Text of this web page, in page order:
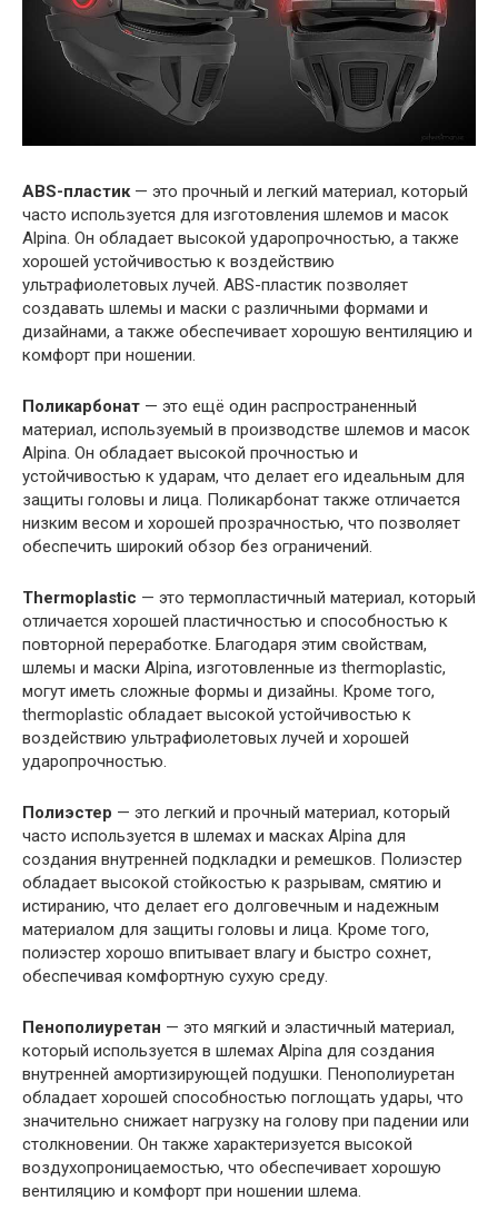
ABS-пластик— это прочный и легкий материал, который
часто используется для изготовления шлемов и масок
Alpina. Он обладает высокой ударопрочностью, а также
хорошей устойчивостью к воздействию
ультрафиолетовых лучей. ABS-пластик позволяет
создавать шлемы и маски с различными формами и
дизайнами, а также обеспечивает хорошую вентиляцию и
комфорт при ношении.
Поликарбонат — это ещё один распространенный
материал, используемый в производстве шлемов и масок
Alpina. Он обладает высокой прочностью и
устойчивостью к ударам, что делает его идеальным для
защиты головы и лица. Поликарбонат также отличается
низким весом и хорошей прозрачностью, что позволяет
обеспечить широкий обзор без ограничений.
Thermoplastic — это термопластичный материал, который
отличается хорошей пластичностью и способностью к
повторной переработке. Благодаря этим свойствам,
шлемы и маски Alpina, изготовленные из thermoplastic,
могут иметь сложные формы и дизайны. Кроме того,
thermoplastic обладает высокой устойчивостью к
воздействию ультрафиолетовых лучей и хорошей
ударопрочностью.
Полиэстер — это легкий и прочный материал, который
часто используется в шлемах и масках Alpina для
создания внутренней подкладки и ремешков. Полиэстер
обладает высокой стойкостью к разрывам, смятию и
истиранию, что делает его долговечным и надежным
материалом для защиты головы и лица. Кроме того,
полиэстер хорошо впитывает влагу и быстро сохнет,
обеспечивая комфортную сухую среду.
Пенополиуретан — это мягкий и эластичный материал,
который используется в шлемах Alpina для создания
внутренней амортизирующей подушки. Пенополиуретан
обладает хорошей способностью поглощать удары, что
значительно снижает нагрузку на голову при падении или
столкновении. Он также характеризуется высокой
воздухопроницаемостью, что обеспечивает хорошую
вентиляцию и комфорт при ношении шлема.